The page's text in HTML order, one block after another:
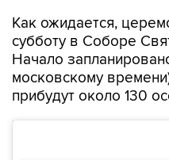
Как ожидается,
субботу в Соборе
Начало
московскому
прибудут около 130